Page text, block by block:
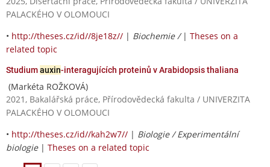
PALACKÉHO V OLOMOUCI
• http://theses.cz/id//8je18z// | Biochemie / | Theses on a
related topic
Studiumauxin-interagujících proteinů v Arabidopsis thaliana
(Markéta ROŽKOVÁ)
2021, Bakalářská práce, Přírodovědecká fakulta / UNIVERZITA
PALACKÉHO V OLOMOUCI
• http://theses.cz/id//kah2w7// | Biologie / Experimentální
biologie| Theses on a related topic